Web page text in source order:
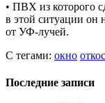
• ПВХ из которого
в этой ситуации он
от УФ-лучей.
С тегами: окно откос
Последние записи